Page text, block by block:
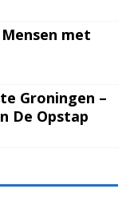
met
Groningen –
De Opstap